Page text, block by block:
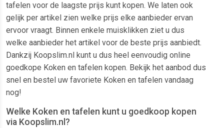
tafelen voor de laagste prijs kunt kopen. We laten ook
gelijk per artikel zien welke prijs elke aanbieder ervan
ervoor vraagt. Binnen enkele muisklikken ziet u dus
welke aanbieder het artikel voor de beste prijs aanbiedt.
Dankzij Koopslim.nl kunt u dus heel eenvoudig online
goedkope Koken en tafelen kopen. Bekijk het aanbod dus
snel en bestel uw favoriete Koken en tafelen vandaag
nog!
Welke Koken en tafelen kunt u goedkoop kopen
via Koopslim.nl?